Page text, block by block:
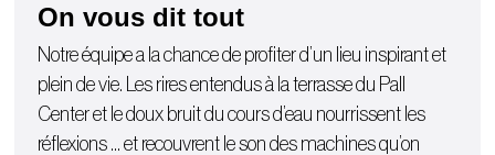
On vous dit tout
Notre équipe a la chance de profiter d’un lieu inspirant et
plein de vie. Les rires entendus à la terrasse du Pall
Center et le doux bruit du cours d’eau nourrissent les
réflexions … et recouvrent le son des machines qu’on